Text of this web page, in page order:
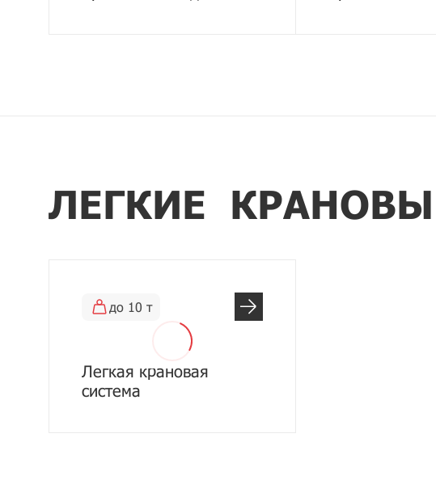
ЛЕГКИЕ
до 10 т
Легкая крановая
система